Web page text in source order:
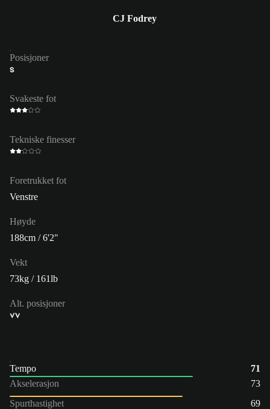
CJ Fodrey
Posisjoner
S
Svakeste fot
Tekniske finesser
Foretrukket fot
Venstre
Høyde
188cm / 6'2"
Vekt
73kg / 161lb
Alt. posisjoner
VV
Tempo
71
Akselerasjon
73
Spurthastighet
69